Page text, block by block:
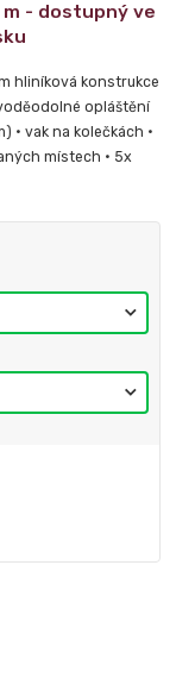
- dostupný ve
hliníková konstrukce
opláštění
• vak na kolečkách •
místech • 5x